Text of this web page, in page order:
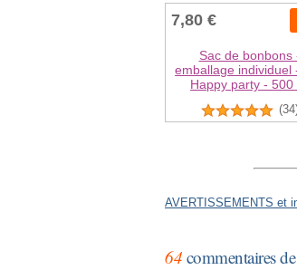
7,80 €
Sac de bonbons
emballage individuel
Happy party - 500
AVERTISSEMENTS et
64 commentaires